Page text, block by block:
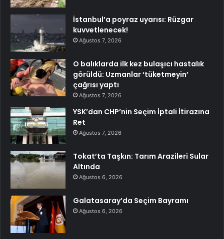
İstanbul’a poyraz uyarısı: Rüzgar
kuvvetlenecek!
Ağustos 7, 2026
O balıklarda ilk kez bulaşıcı hastalık
görüldü: Uzmanlar ‘tüketmeyin’
çağrısı yaptı
Ağustos 7, 2026
YSK’dan CHP’nin Seçim İptali İtirazına
Ret
Ağustos 7, 2026
Tokat’ta Taşkın: Tarım Arazileri Sular
Altında
Ağustos 6, 2026
Galatasaray’da Seçim Bayramı
Ağustos 6, 2026